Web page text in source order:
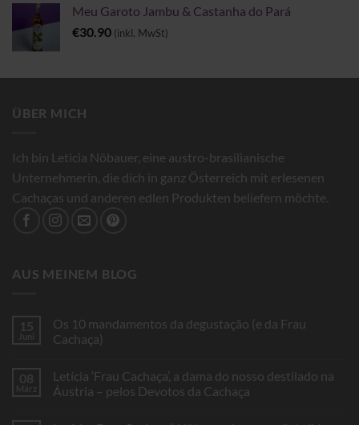
Meu Garoto Jambu & Castanha do Pará
€30.90 (inkl. MwSt)
ÜBER MICH
Ich bin Leticia Nöbauer, eine austro-brasilianische
Unternehmerin, die dich in ganz Österreich mit erlesenen
Cachaças und anderen edlen Produkten beliefern möchte.
AUS MEINEM BLOG
15
Juni
Os 10 mandamentos da degustação (e da Frau
Cachaça)
zu
Os
10
08
März
Letícia ‘Frau Cachaça’, a dama do nosso destilado na
Áustria – pelos Devotos da Cachaça